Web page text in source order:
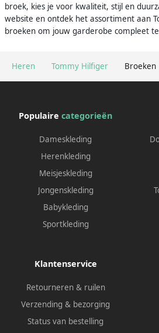
Heren Tommy Hilfiger Broeken
broek, kies je voor kwaliteit, stijl en
website en ontdek het assortiment aan
broeken om jouw garderobe compleet
Populaire categorieën
Dameskleding
Herenkleding
Meisjeskleding
Jongenskleding
Babykleding
Sportkleding
Klantenservice
Retourneren & ruilen
Verzending & bezorging
Status van bestelling